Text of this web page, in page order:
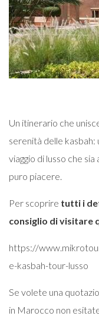
Un itinerario che
serenità delle
viaggio di lusso che
puro piacere.
Per scoprire tutti i
consiglio di visitare
https://
e-kasbah-tour-lusso
Se volete una
in Marocco non